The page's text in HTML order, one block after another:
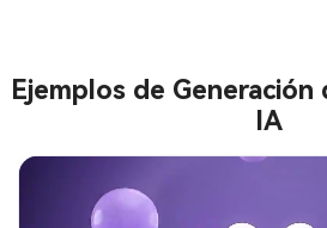
Ejemplos de Generación
IA